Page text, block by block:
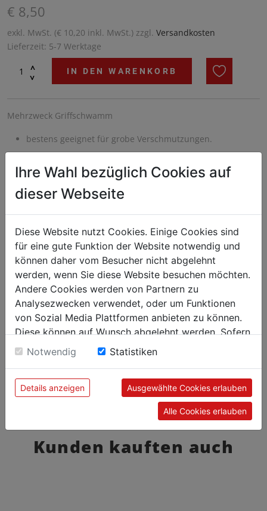
€ 8,50
exkl. MwSt. (€ 10,20 inkl. MwSt.) zzgl. Versandkosten
Lieferzeit: 5-7 Werktage
^
^
IN DEN WARENKORB
Mehrzweck Griffschwamm
bestens geeignet für grobe Verschmutzungen.
Kunden kauften auch
Ihre Wahl bezüglich Cookies auf
dieser Webseite
Diese Website nutzt Cookies. Einige Cookies sind
für eine gute Funktion der Website notwendig und
können daher vom Besucher nicht abgelehnt
werden, wenn Sie diese Website besuchen möchten.
Andere Cookies werden von Partnern zu
Analysezwecken verwendet, oder um Funktionen
von Sozial Media Plattformen anbieten zu können.
Diese können auf Wunsch abgelehnt werden. Sofern
sie unsere Webseite weiter nutzen, geben Sie
Einwilligung zu unseren Cookies.
Notwendig Statistiken
Details anzeigen Ausgewählte Cookies erlauben
Alle Cookies erlauben